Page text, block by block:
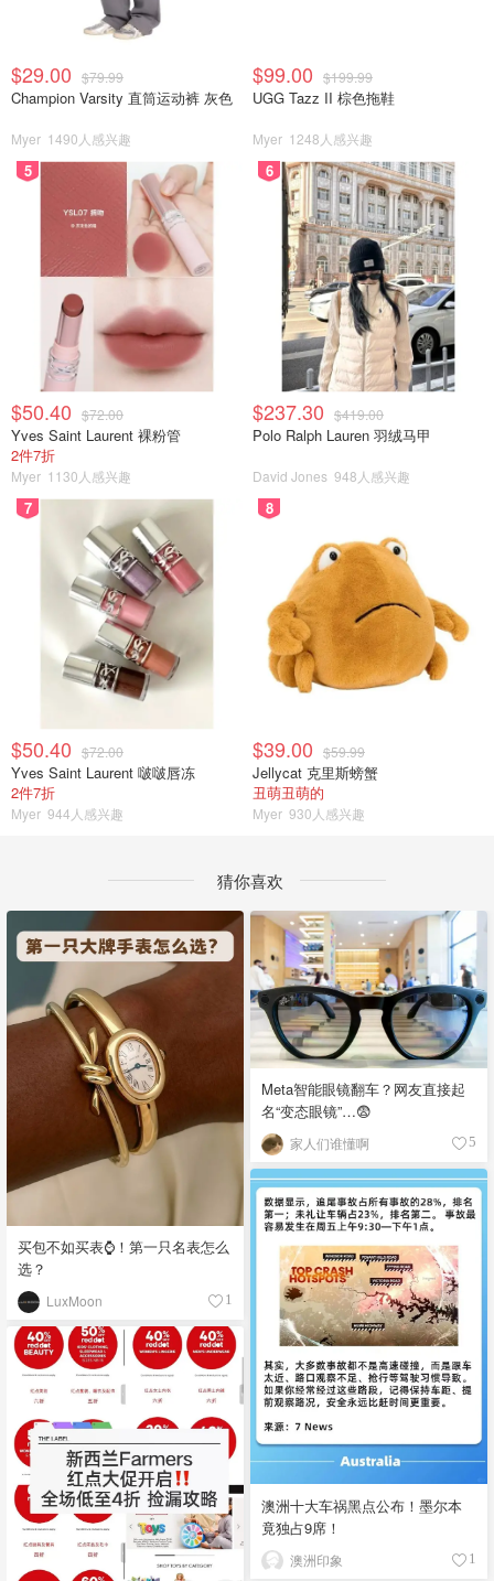
$29.00 $79.99
Champion Varsity 直筒运动裤 灰色
Myer 1490人感兴趣
$99.00 $199.99
UGG Tazz II 棕色拖鞋
Myer 1248人感兴趣
5
$50.40 $72.00
Yves Saint Laurent 裸粉管
2件7折
Myer 1130人感兴趣
6
$237.30 $419.00
Polo Ralph Lauren 羽绒马甲
David Jones 948人感兴趣
7
$50.40 $72.00
Yves Saint Laurent 啵啵唇冻
2件7折
Myer 944人感兴趣
8
$39.00 $59.99
Jellycat 克里斯螃蟹
丑萌丑萌的
Myer 930人感兴趣
猜你喜欢
买包不如买表⌚️！第一只名表怎么
选？
LuxMoon 1
Meta智能眼镜翻车？网友直接起
名“变态眼镜”…😨
家人们谁懂啊 5
澳洲十大车祸黑点公布！墨尔本
竟独占9席！
澳洲印象 1